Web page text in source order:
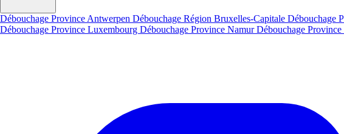
Débouchage Province Antwerpen Débouchage Région Bruxelles-Capitale Débouchage
Débouchage Province Luxembourg Débouchage Province NamurDébouchage